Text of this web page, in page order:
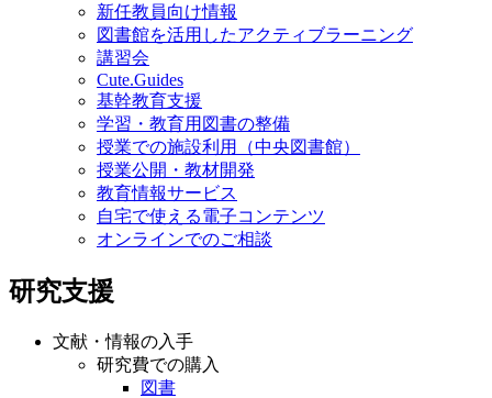
新任教員向け情報
図書館を活用したアクティブラーニング
講習会
Cute.Guides
基幹教育支援
学習・教育用図書の整備
授業での施設利用（中央図書館）
授業公開・教材開発
教育情報サービス
自宅で使える電子コンテンツ
オンラインでのご相談
研究支援
文献・情報の入手
研究費での購入
図書